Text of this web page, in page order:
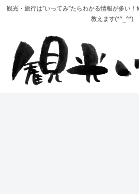
観光・旅行は”いってみ”たらわかる情報が多い
教えます(*^_^*)